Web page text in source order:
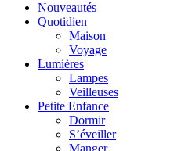
Nouveautés
Quotidien
Maison
Voyage
Lumières
Lampes
Veilleuses
Petite Enfance
Dormir
S’éveiller
Manger